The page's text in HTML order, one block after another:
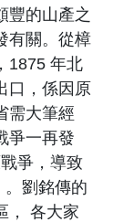
豐的山產之
有關。從樟
1875 年北
口，係因原
需大筆經
爭一再發
爭，導致
。劉銘傳的
， 各大家